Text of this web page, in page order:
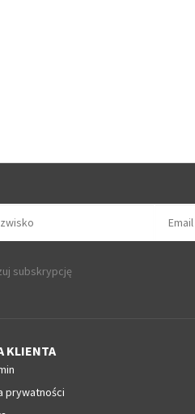
subskrypcję
KLIENTA
prywatności